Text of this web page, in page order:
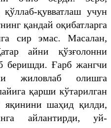
қувватлаш учун
қандай оқибатларга
сир эмас. Масалан,
айни қўзғолонни
беришди. Ғарб жангчи
жиловлаб олишга
қарши кўтарилган
яқинини шаҳид қилди,
айлантирди, уй-